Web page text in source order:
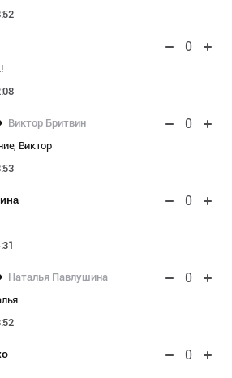
0
Виктор Бритвин 0
Виктор
0
Наталья Павлушина 0
0